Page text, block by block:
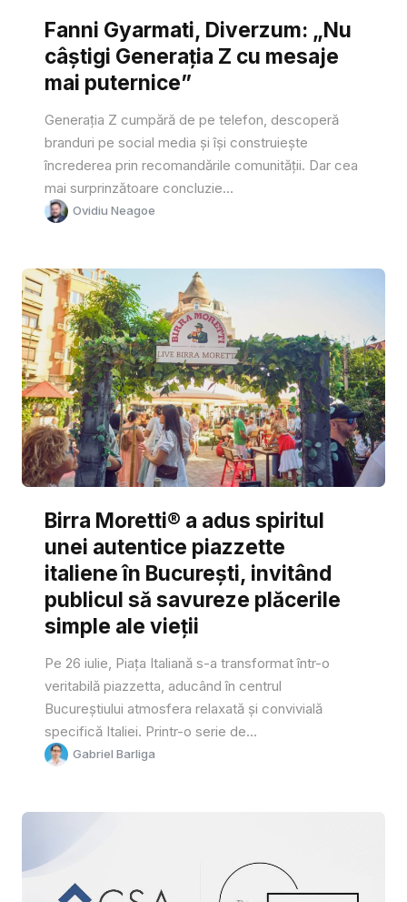
Fanni Gyarmati, Diverzum: „Nu
câștigi Generația Z cu mesaje
mai puternice”
Generația Z cumpără de pe telefon, descoperă
branduri pe social media și își construiește
încrederea prin recomandările comunității. Dar cea
mai surprinzătoare concluzie...
Ovidiu Neagoe
Birra Moretti® a adus spiritul
unei autentice piazzette
italiene în București, invitând
publicul să savureze plăcerile
simple ale vieții
Pe 26 iulie, Piața Italiană s-a transformat într-o
veritabilă piazzetta, aducând în centrul
Bucureștiului atmosfera relaxată și convivială
specifică Italiei. Printr-o serie de...
Gabriel Barliga